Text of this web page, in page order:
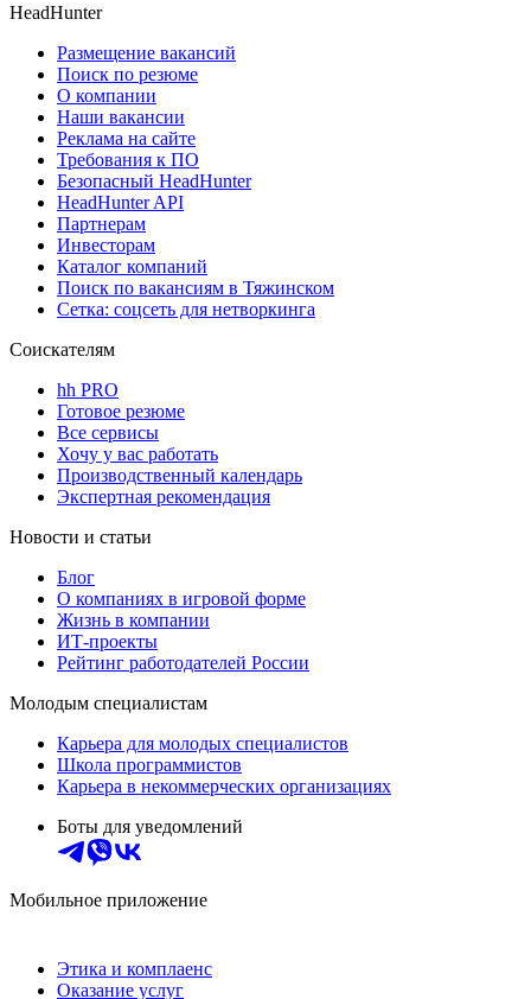
HeadHunter
Размещение вакансий
Поиск по резюме
О компании
Наши вакансии
Реклама на сайте
Требования к ПО
Безопасный HeadHunter
HeadHunter API
Партнерам
Инвесторам
Каталог компаний
Поиск по вакансиям в Тяжинском
Сетка: соцсеть для нетворкинга
Соискателям
hh PRO
Готовое резюме
Все сервисы
Хочу у вас работать
Производственный календарь
Экспертная рекомендация
Новости и статьи
Блог
О компаниях в игровой форме
Жизнь в компании
ИТ-проекты
Рейтинг работодателей России
Молодым специалистам
Карьера для молодых специалистов
Школа программистов
Карьера в некоммерческих организациях
Боты для уведомлений
Мобильное приложение
Этика и комплаенс
Оказание услуг